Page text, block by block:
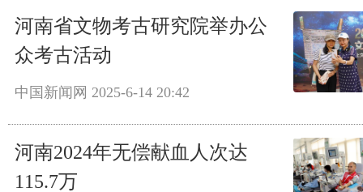
河南省文物考古研究院举办公
众考古活动
中国新闻网 2025-6-14 20:42
河南2024年无偿献血人次达
115.7万